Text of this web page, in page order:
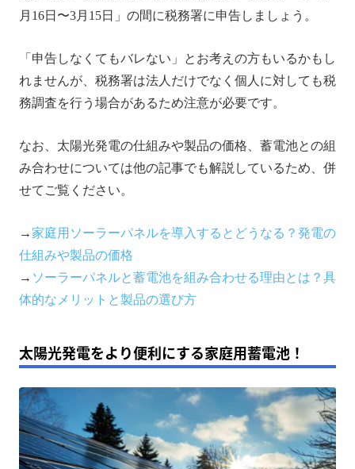
月16日〜3月15日」の間に税務署に申告しましょう。
「申告しなくてもバレない」とお考えの方もいるかもし
れませんが、税務署は法人だけでなく個人に対しても税
務調査を行う場合があるため注意が必要です。
なお、太陽光発電の仕組みや製品の価格、蓄電池との組
み合わせについては他の記事でも解説しているため、併
せてご覧ください。
→ 家庭用ソーラーパネルを導入するとどうなる？発電の
仕組みや製品の価格
→ ソーラーパネルと蓄電池を組み合わせる理由とは？具
体的なメリットと製品の選び方
太陽光発電をより便利にする家庭用蓄電池！